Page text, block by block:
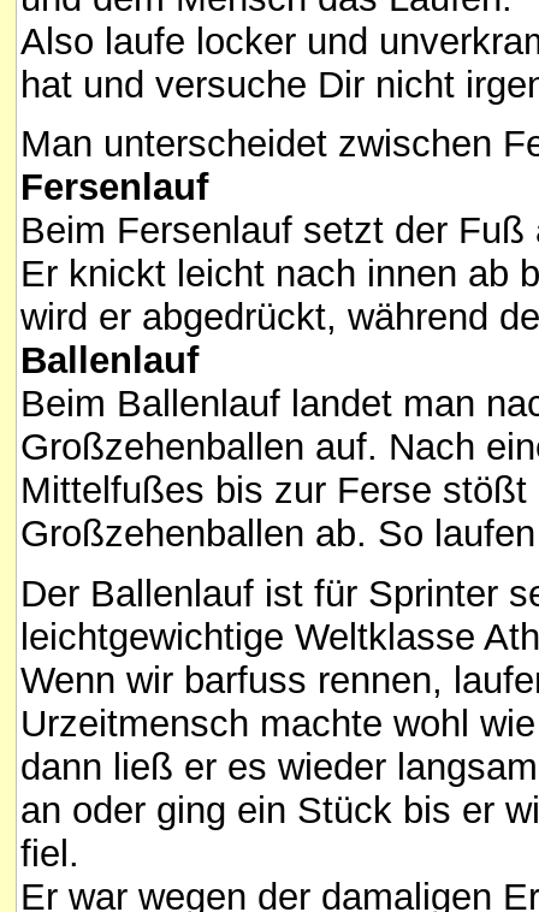
Also laufe locker und
hat und versuche Dir nicht
Man unterscheidet zwischen
Fersenlauf
Beim Fersenlauf setzt der
Er knickt leicht nach innen ab
wird er abgedrückt, während
Ballenlauf
Beim Ballenlauf landet man
Großzehenballen auf. Nach
Mittelfußes bis zur Ferse
Großzehenballen ab. So
Der Ballenlauf ist für Sprinter
leichtgewichtige Weltklasse
Wenn wir barfuss rennen,
Urzeitmensch machte wohl
dann ließ er es wieder
an oder ging ein Stück bis er
fiel.
Er war wegen der damaligen